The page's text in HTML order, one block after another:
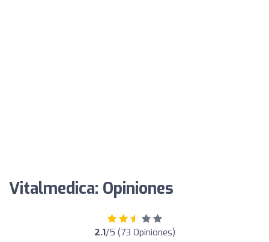
Vitalmedica: Opiniones
2.1/5 (73 Opiniones)